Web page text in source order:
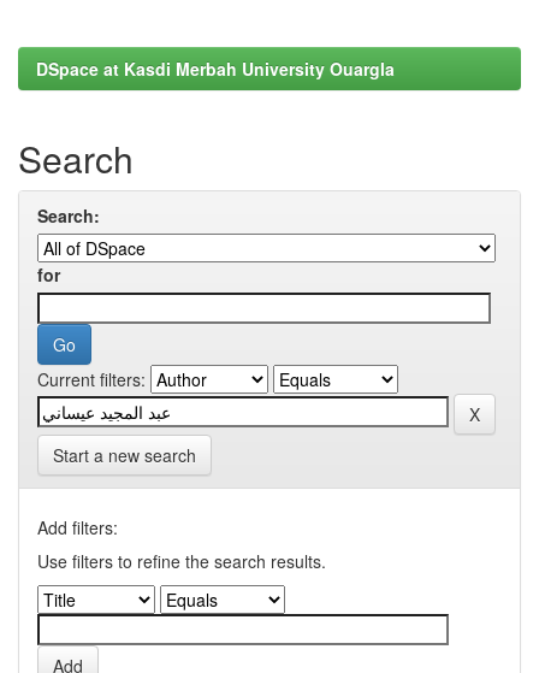
DSpace at Kasdi Merbah University Ouargla
Search
Search:
for
Current filters:
Start a new search
Add filters:
Use filters to refine the search results.